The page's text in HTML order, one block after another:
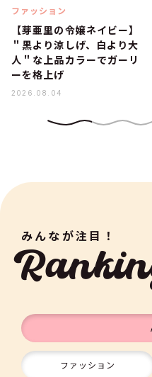
ファッション
【芽亜里の令嬢ネイビー】
＂黒より涼しげ、白より大
人＂な上品カラーでガーリ
ーを格上げ
2026.08.04
みんなが注目！
ファッション